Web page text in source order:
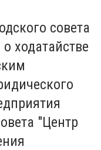
совета
ходатайстве
"Центр